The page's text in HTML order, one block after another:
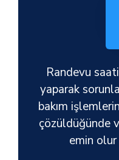
Randevu
yaparak
bakım
çözüldüğünde
emin